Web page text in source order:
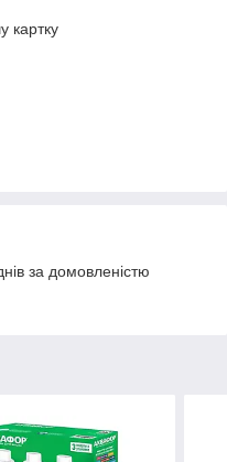
картку
за домовленістю